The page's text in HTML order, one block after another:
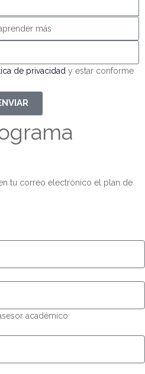
de privacidad y estar conforme
tu correo electrónico el plan de
académico